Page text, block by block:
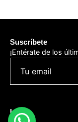
Suscríbete
¡Entérate de los
Info